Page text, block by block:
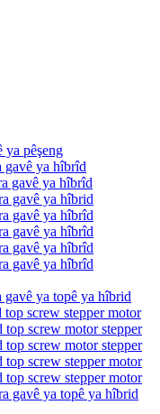
ya pêşeng
gavê ya hîbrîd
gavê ya hîbrîd
gavê ya hîbrid
gavê ya hîbrîd
gavê ya hîbrîd
gavê ya hîbrîd
gavê ya hîbrîd
ya topê ya hîbrid
screw stepper motor
screw motor stepper
screw motor stepper
screw stepper motor
screw stepper motor
gavê ya topê ya hîbrid